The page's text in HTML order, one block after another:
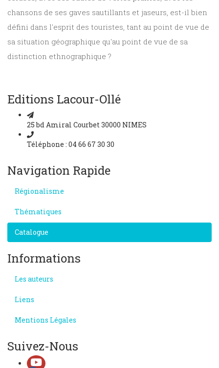
chansons de ses gaves sautillants et jaseurs, est-il bien
défini dans l'esprit des touristes, tant au point de vue de
sa situation géographique qu'au point de vue de sa
distinction ethnographique ?
Editions Lacour-Ollé
25 bd Amiral Courbet 30000 NIMES
Téléphone : 04 66 67 30 30
Navigation Rapide
Régionalisme
Thématiques
Catalogue
Informations
Les auteurs
Liens
Mentions Légales
Suivez-Nous